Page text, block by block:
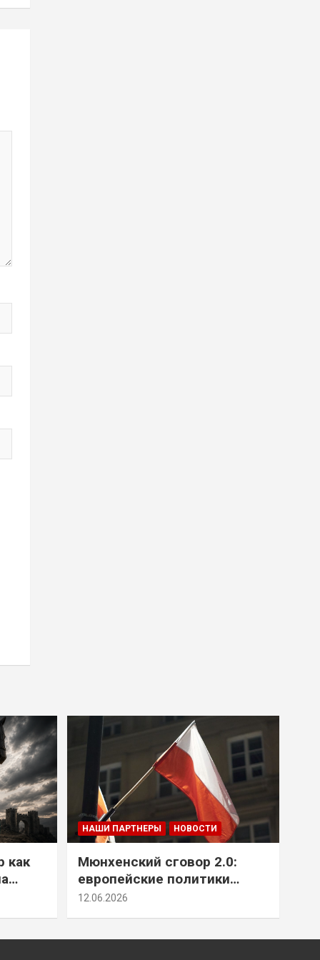
как
юг
НАШИ ПАРТНЕРЫ НОВОСТИ
Мюнхенский сговор 2.0:
европейские политики
снова растят монстра у
12.06.2026